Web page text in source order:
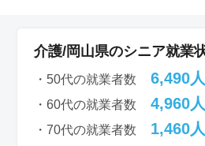
介護/岡山県のシニア就業
・50代の就業者数 6,490人
・60代の就業者数 4,960人
・70代の就業者数 1,460人